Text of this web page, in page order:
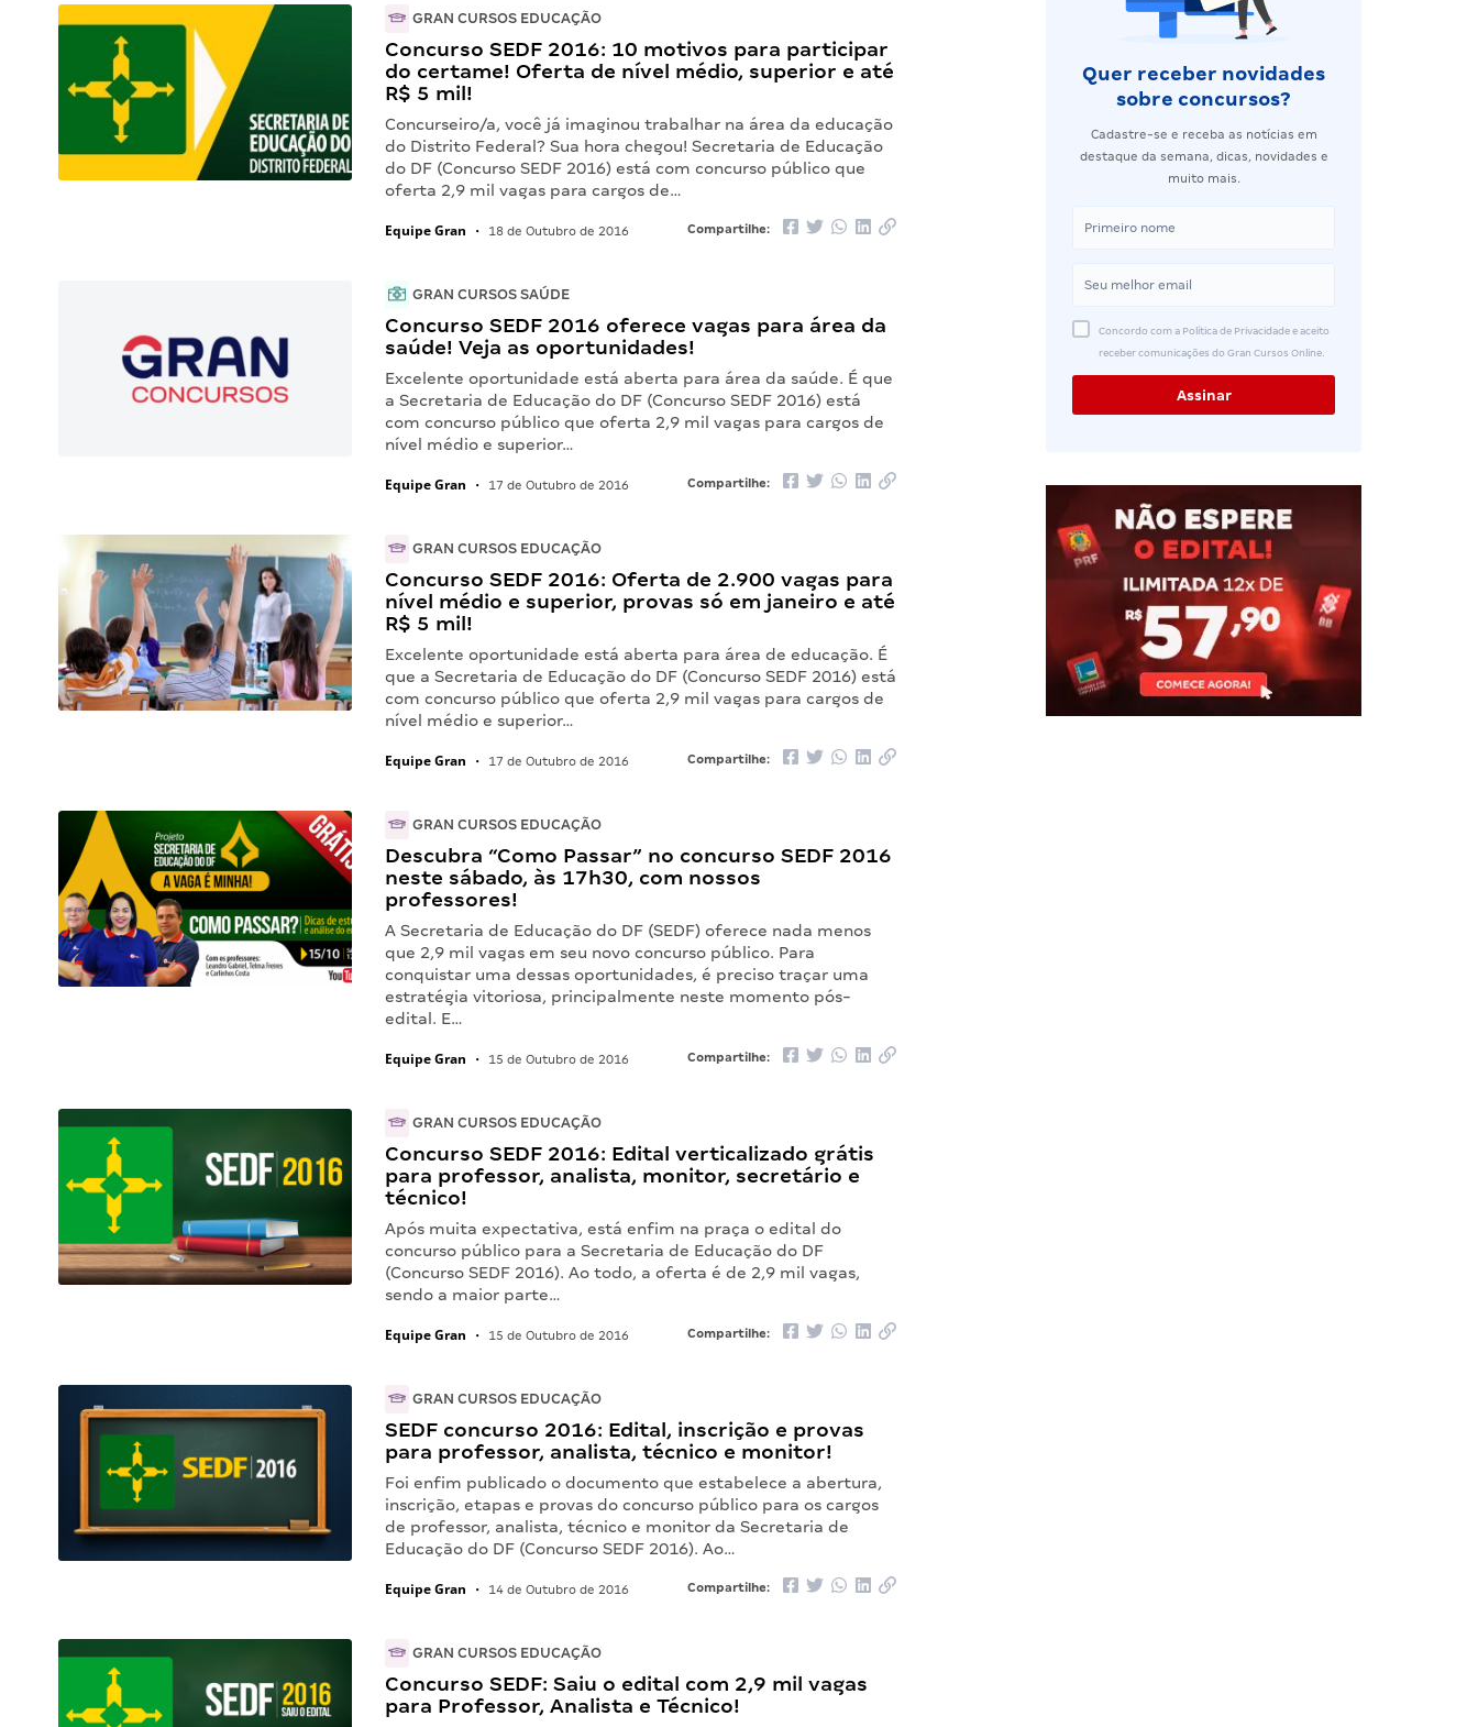
GRAN CURSOS EDUCAÇÃO
Concurso SEDF 2016: 10 motivos para participar
do certame! Oferta de nível médio, superior e até
R$ 5 mil!
Concurseiro/a, você já imaginou trabalhar na área da educação
do Distrito Federal? Sua hora chegou! Secretaria de Educação
do DF (Concurso SEDF 2016) está com concurso público que
oferta 2,9 mil vagas para cargos de…
Equipe Gran • 18 de Outubro de 2016 Compartilhe:
GRAN CURSOS SAÚDE
Concurso SEDF 2016 oferece vagas para área da
saúde! Veja as oportunidades!
Excelente oportunidade está aberta para área da saúde. É que
a Secretaria de Educação do DF (Concurso SEDF 2016) está
com concurso público que oferta 2,9 mil vagas para cargos de
nível médio e superior…
Equipe Gran • 17 de Outubro de 2016 Compartilhe:
GRAN CURSOS EDUCAÇÃO
Concurso SEDF 2016: Oferta de 2.900 vagas para
nível médio e superior, provas só em janeiro e até
R$ 5 mil!
Excelente oportunidade está aberta para área de educação. É
que a Secretaria de Educação do DF (Concurso SEDF 2016) está
com concurso público que oferta 2,9 mil vagas para cargos de
nível médio e superior…
Equipe Gran • 17 de Outubro de 2016 Compartilhe:
GRAN CURSOS EDUCAÇÃO
Descubra “Como Passar” no concurso SEDF 2016
neste sábado, às 17h30, com nossos
professores!
A Secretaria de Educação do DF (SEDF) oferece nada menos
que 2,9 mil vagas em seu novo concurso público. Para
conquistar uma dessas oportunidades, é preciso traçar uma
estratégia vitoriosa, principalmente neste momento pós-
edital. E…
Equipe Gran • 15 de Outubro de 2016 Compartilhe:
GRAN CURSOS EDUCAÇÃO
Concurso SEDF 2016: Edital verticalizado grátis
para professor, analista, monitor, secretário e
técnico!
Após muita expectativa, está enfim na praça o edital do
concurso público para a Secretaria de Educação do DF
(Concurso SEDF 2016). Ao todo, a oferta é de 2,9 mil vagas,
sendo a maior parte…
Equipe Gran • 15 de Outubro de 2016 Compartilhe:
GRAN CURSOS EDUCAÇÃO
SEDF concurso 2016: Edital, inscrição e provas
para professor, analista, técnico e monitor!
Foi enfim publicado o documento que estabelece a abertura,
inscrição, etapas e provas do concurso público para os cargos
de professor, analista, técnico e monitor da Secretaria de
Educação do DF (Concurso SEDF 2016). Ao…
Equipe Gran • 14 de Outubro de 2016 Compartilhe:
GRAN CURSOS EDUCAÇÃO
Concurso SEDF: Saiu o edital com 2,9 mil vagas
para Professor, Analista e Técnico!
Quer receber novidades
sobre concursos?
Cadastre-se e receba as notícias em
destaque da semana, dicas, novidades e
muito mais.
Concordo com a Política de Privacidade e aceito
receber comunicações do Gran Cursos Online.